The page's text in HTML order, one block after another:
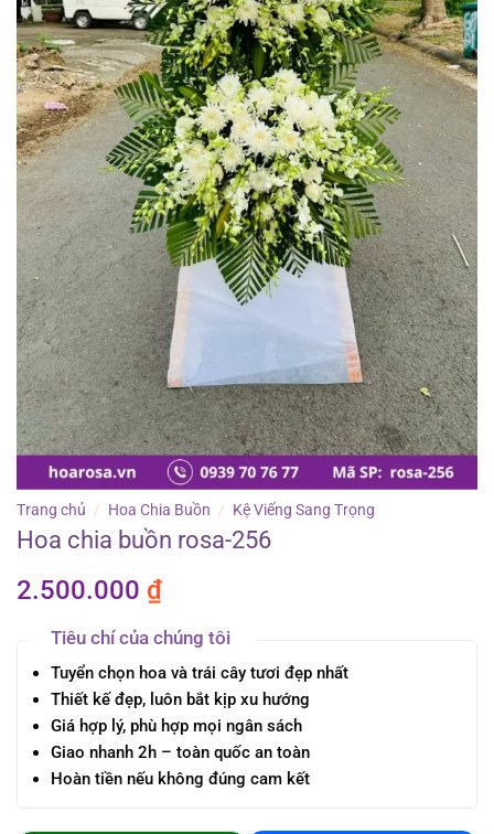
Trang chủ / Hoa Chia Buồn / Kệ Viếng Sang Trọng
Hoa chia buồn rosa-256
2.500.000 ₫
Tiêu chí của chúng tôi
Tuyển chọn hoa và trái cây tươi đẹp nhất
Thiết kế đẹp, luôn bắt kịp xu hướng
Giá hợp lý, phù hợp mọi ngân sách
Giao nhanh 2h – toàn quốc an toàn
Hoàn tiền nếu không đúng cam kết